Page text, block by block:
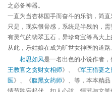
之必备神器。
一直为当杏林国手而奋斗的乐韵，简直
只是，现实很骨感，系统是半残的，
有灵气的翡翠玉石，异珍奇宝等高大上
从此，乐姑娘在成为旷世女神医的道
相思如风是一名出色的小说作者
王教官之贪财女相师》、《军王猎妻
医》、《腹黑女药师》、等，本本精
情节跌宕起伏、扣人心弦，情节与文笔